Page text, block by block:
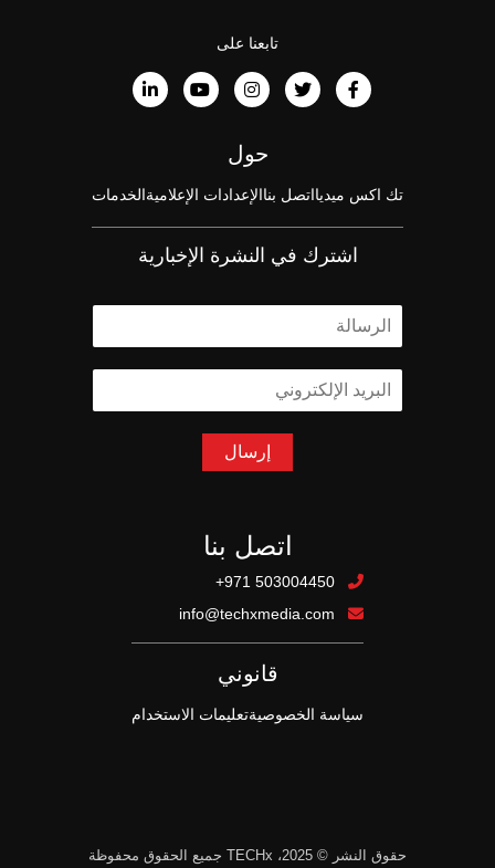
تابعنا على
حول
تك اكس ميديااتصل بناالإعدادات الإعلاميةالخدمات
اشترك في النشرة الإخبارية
س
إرسال
اتصل بنا
+971 503004450
info@techxmedia.com
قانوني
سياسة الخصوصيةتعليمات الاستخدام
حقوق النشر © 2025، TECHx جميع الحقوق محفوظة